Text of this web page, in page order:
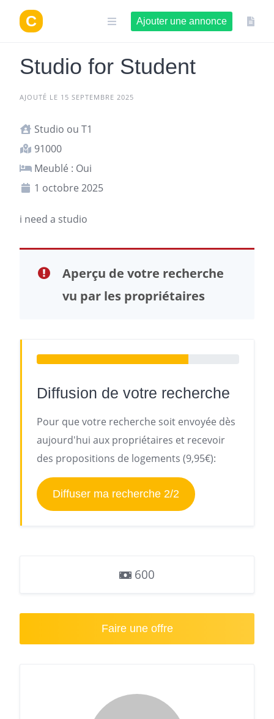
contenu
Ajouter une annonce
Studio for Student
AJOUTÉ LE 15 SEPTEMBRE 2025
Studio ou T1
91000
Meublé : Oui
1 octobre 2025
i need a studio
Aperçu de votre recherche
vu par les propriétaires
Diffusion de votre recherche
Pour que votre recherche soit envoyée dès
aujourd'hui aux propriétaires et recevoir
des propositions de logements (9,95€):
Diffuser ma recherche 2/2
600
Faire une offre